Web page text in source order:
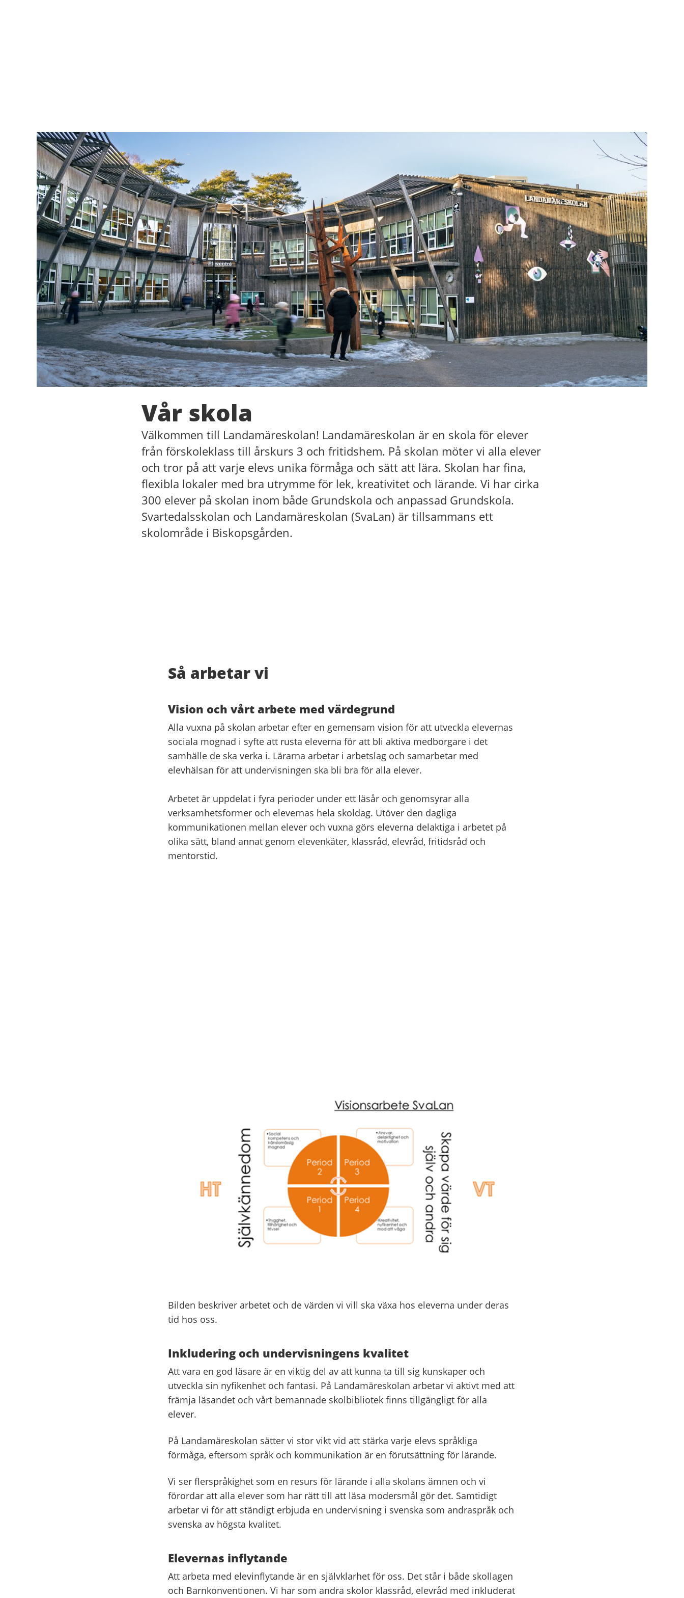
Vår skola
Välkommen till Landamäreskolan! Landamäreskolan är en skola för elever
från förskoleklass till årskurs 3 och fritidshem. På skolan möter vi alla elever
och tror på att varje elevs unika förmåga och sätt att lära. Skolan har fina,
flexibla lokaler med bra utrymme för lek, kreativitet och lärande. Vi har cirka
300 elever på skolan inom både Grundskola och anpassad Grundskola.
Svartedalsskolan och Landamäreskolan (SvaLan) är tillsammans ett
skolområde i Biskopsgården.
Så arbetar vi
Vision och vårt arbete med värdegrund
Alla vuxna på skolan arbetar efter en gemensam vision för att utveckla elevernas
sociala mognad i syfte att rusta eleverna för att bli aktiva medborgare i det
samhälle de ska verka i. Lärarna arbetar i arbetslag och samarbetar med
elevhälsan för att undervisningen ska bli bra för alla elever.
Arbetet är uppdelat i fyra perioder under ett läsår och genomsyrar alla
verksamhetsformer och elevernas hela skoldag. Utöver den dagliga
kommunikationen mellan elever och vuxna görs eleverna delaktiga i arbetet på
olika sätt, bland annat genom elevenkäter, klassråd, elevråd, fritidsråd och
mentorstid.
Bilden beskriver arbetet och de värden vi vill ska växa hos eleverna under deras
tid hos oss.
Inkludering och undervisningens kvalitet
Att vara en god läsare är en viktig del av att kunna ta till sig kunskaper och
utveckla sin nyfikenhet och fantasi. På Landamäreskolan arbetar vi aktivt med att
främja läsandet och vårt bemannade skolbibliotek finns tillgängligt för alla
elever.
På Landamäreskolan sätter vi stor vikt vid att stärka varje elevs språkliga
förmåga, eftersom språk och kommunikation är en förutsättning för lärande.
Vi ser flerspråkighet som en resurs för lärande i alla skolans ämnen och vi
förordar att alla elever som har rätt till att läsa modersmål gör det. Samtidigt
arbetar vi för att ständigt erbjuda en undervisning i svenska som andraspråk och
svenska av högsta kvalitet.
Elevernas inflytande
Att arbeta med elevinflytande är en självklarhet för oss. Det står i både skollagen
och Barnkonventionen. Vi har som andra skolor klassråd, elevråd med inkluderat